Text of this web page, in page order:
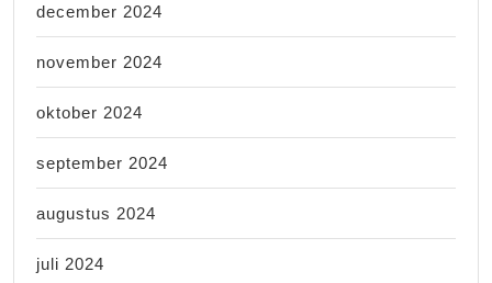
december 2024
november 2024
oktober 2024
september 2024
augustus 2024
juli 2024